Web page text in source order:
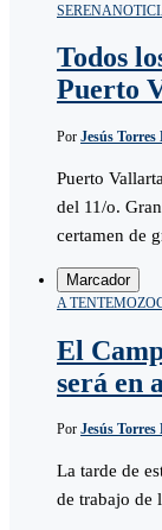
SERENA
Todos
Puerto
Por Jesús Torres
Puerto
del 11/o.
certamen de
Marcador
A TENTEMOZO
El
será en
Por Jesús Torres
La tarde de
de trabajo de